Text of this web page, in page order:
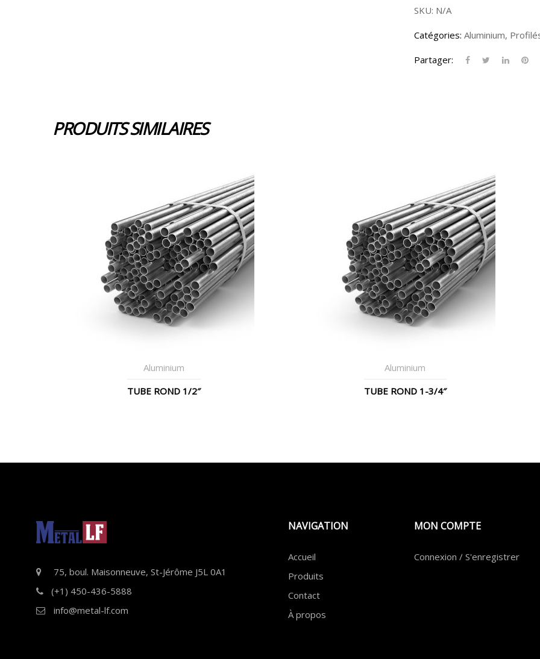
en
-
X
SKU: N/A
Catégories: Aluminium,
Partager:
PRODUITS SIMILAIRES
Aluminium
TUBE ROND 1/2″
Aluminium
TUBE ROND 1-3/4″
75, boul. Maisonneuve, St-Jérôme J5L 0A1
(+1) 450-436-5888
info@metal-lf.com
NAVIGATION
Accueil
Produits
Contact
À propos
MON COMPTE
Connexion / S'enregistrer